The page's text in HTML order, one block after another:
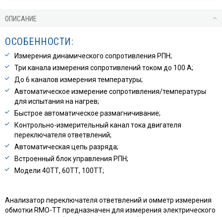
ОПИСАНИЕ
ОСОБЕННОСТИ:
Измерения динамического сопротивления РПН;
Три канала измерения сопротивлений током до 100 А;
До 6 каналов измерения температуры;
Автоматическое измерение сопротивления/температуры
для испытания на нагрев;
Быстрое автоматическое размагничивание;
Контрольно-измерительный канал тока двигателя
переключателя ответвлений;
Автоматическая цепь разряда;
Встроенный блок управления РПН;
Модели 40ТТ, 60ТТ, 100ТТ;
Анализатор переключателя ответвлений и омметр измерения
обмотки RMO-TT предназначен для измерения электрического